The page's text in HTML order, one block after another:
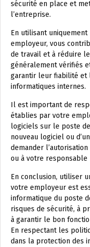
sécurité en place et
l’entreprise.
En utilisant
employeur, vous
de travail et à réduire
généralement vérifiés
garantir leur fiabilité et
informatiques internes.
Il est important de
établies par votre
logiciels sur le poste de
nouveau logiciel ou
demander
ou à votre responsable
En conclusion, utiliser
votre employeur est
informatique du poste
risques de sécurité, à
à garantir le bon
En respectant les
dans la protection des